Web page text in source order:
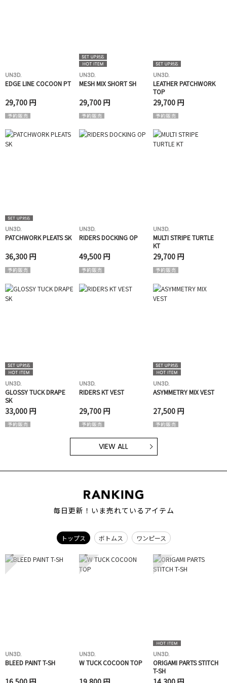
UN3D.
EDGE LINE COCOON PT
29,700 円
UN3D.
MESH MIX SHORT SH
29,700 円
UN3D.
LEATHER PATCHWORK
TOP
29,700 円
UN3D.
PATCHWORK PLEATS SK
36,300 円
UN3D.
RIDERS DOCKING OP
49,500 円
UN3D.
MULTI STRIPE TURTLE
KT
29,700 円
UN3D.
GLOSSY TUCK DRAPE
SK
33,000 円
UN3D.
RIDERS KT VEST
29,700 円
UN3D.
ASYMMETRY MIX VEST
27,500 円
VIEW ALL
毎日更新！いま売れているアイテム
トップス ボトムス ワンピース
1
UN3D.
BLEED PAINT T-SH
2
UN3D.
W TUCK COCOON TOP
3
UN3D.
ORIGAMI PARTS STITCH
T-SH